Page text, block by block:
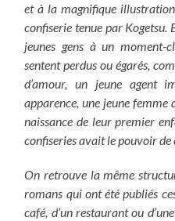
et à la magnifique
confiserie tenue par Kogetsu.
jeunes gens à un moment-
sentent perdus ou égarés,
d’amour, un jeune agent
apparence, une jeune femme
naissance de leur premier
confiseries avait le pouvoir de
On retrouve la même
romans qui ont été publiés
café, d’un restaurant ou